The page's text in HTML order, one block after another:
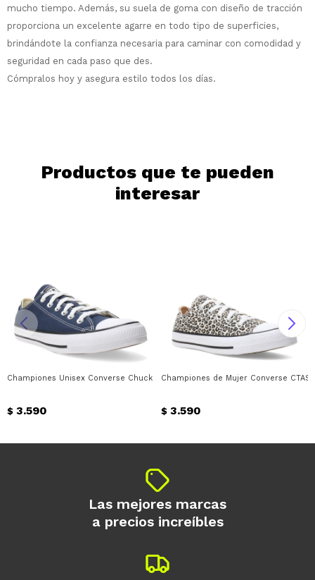
mucho tiempo. Además, su suela de goma con diseño de tracción
proporciona un excelente agarre en todo tipo de superficies,
brindándote la confianza necesaria para caminar con comodidad y
seguridad en cada paso que des.
Cómpralos hoy y asegura estilo todos los días.
Productos que te pueden
interesar
Championes Unisex Converse Chuck Taylor All Star Converse - Azul Marino
$ 3.590
Championes de Mujer Converse
$ 3.590
Las mejores marcas
a precios increíbles
Comprá ahora y Pagá
Después, hasta en 12
cuotas y sin tocar tu
tarjeta de crédito
Verifica si estás calificado para comprar
con Pago Después:
Cédula de identidad
Celular
Continuar
Estás calificado para comprar usando Pago
Después.
¡Tenés hasta
para comprar en las cuotas
que prefieras!
Ups!
Parece que no tenes oferta, lamentamos
el inconveniente, por cualquier duda
contactanos en
¡Algo salió mal!
Por favor intenta nuevamente mas tarde.